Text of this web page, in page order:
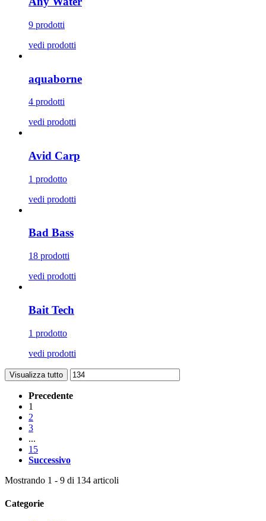
9 prodotti
vedi prodotti
aquaborne
4 prodotti
vedi prodotti
Avid Carp
1 prodotto
vedi prodotti
Bad Bass
18 prodotti
vedi prodotti
Bait Tech
1 prodotto
vedi prodotti
Visualizza tutto
Precedente
1
2
3
...
15
Successivo
Mostrando 1 - 9 di 134 articoli
Categorie